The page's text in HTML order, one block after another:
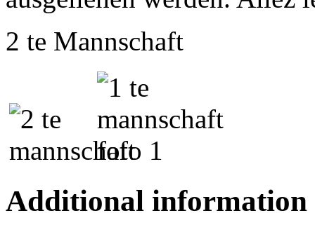
2 te Mannschaft
Additional information